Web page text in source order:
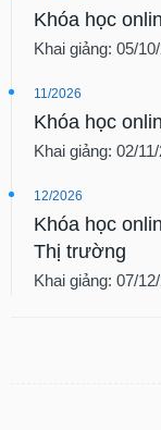
Khóa học
Khai giảng: 05/
11/2026
Khóa học
Khai giảng: 02/
12/2026
Khóa học
Thị trường
Khai giảng: 07/